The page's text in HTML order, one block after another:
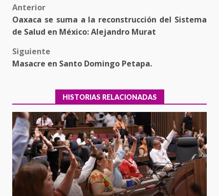
Post
navigation
Anterior
Oaxaca se suma a la reconstrucción del Sistema
de Salud en México: Alejandro Murat
Siguiente
Masacre en Santo Domingo Petapa.
HISTORIAS RELACIONADAS